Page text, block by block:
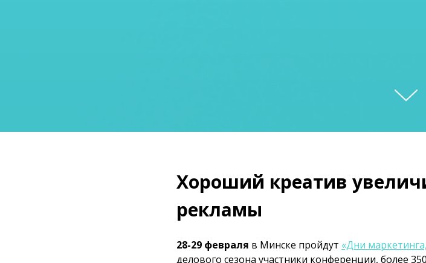
Хороший креатив
рекламы
28-29 февраля в Минске пройдут «Дни
делового сезона участники конференции, более